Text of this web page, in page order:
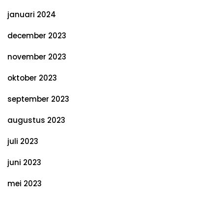
januari 2024
december 2023
november 2023
oktober 2023
september 2023
augustus 2023
juli 2023
juni 2023
mei 2023